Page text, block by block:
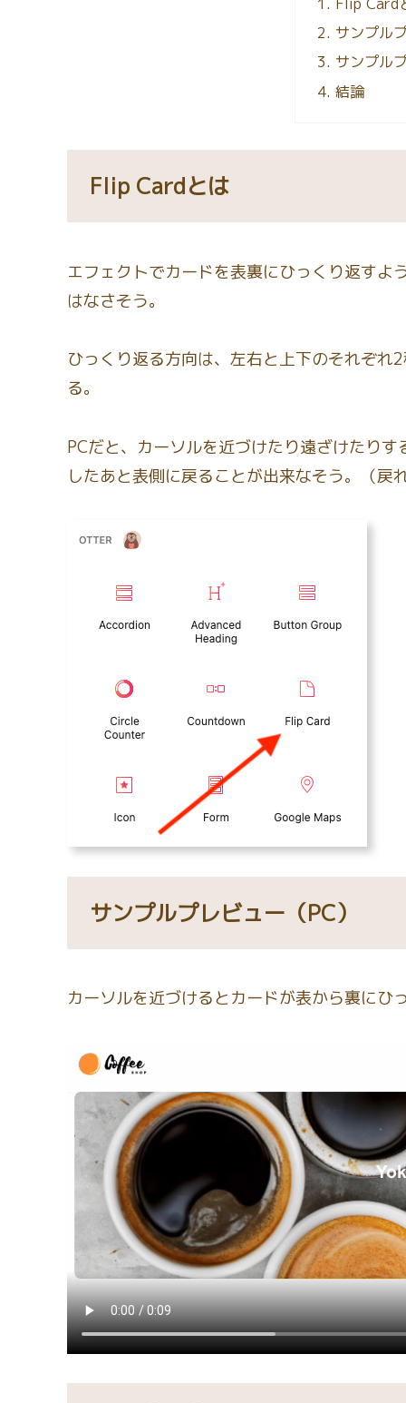
サンプル
サンプル
結論
Flip Cardとは
エフェクトでカードを表裏にひっくり返す
はなさそう。
ひっくり返る方向は、左右と上下のそれぞれ
る。
PCだと、カーソルを近づけたり遠ざけたり
したあと表側に戻ることが出来なそう。（
サンプルプレビュー（PC）
カーソルを近づけるとカードが表から裏に